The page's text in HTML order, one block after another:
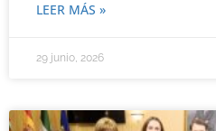
LEER MÁS »
29 junio, 2026